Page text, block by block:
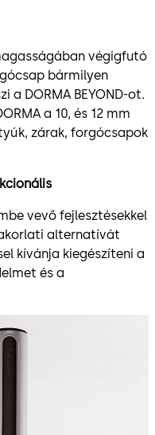
végigfutó
bármilyen
a DORMA BEYOND-ot.
a 10, és 12 mm
zárak, forgócsapok
vevő fejlesztésekkel
alternatívát
kívánja kiegészíteni a
és a